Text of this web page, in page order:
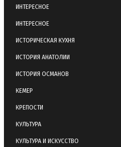
ИНТЕРЕСНОЕ
ИНТЕРЕСНОЕ
ИСТОРИЧЕСКАЯ КУХНЯ
ИСТОРИЯ АНАТОЛИИ
ИСТОРИЯ ОСМАНОВ
КЕМЕР
КРЕПОСТИ
КУЛЬТУРА
КУЛЬТУРА И ИСКУССТВО